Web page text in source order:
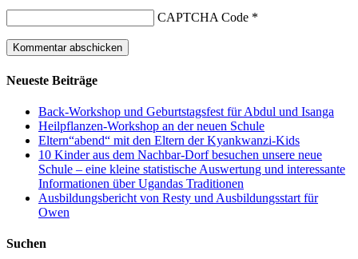
CAPTCHA Code *
Neueste Beiträge
Back-Workshop und Geburtstagsfest für Abdul und Isanga
Heilpflanzen-Workshop an der neuen Schule
Eltern“abend“ mit den Eltern der Kyankwanzi-Kids
10 Kinder aus dem Nachbar-Dorf besuchen unsere neue
Schule – eine kleine statistische Auswertung und interessante
Informationen über Ugandas Traditionen
Ausbildungsbericht von Resty und Ausbildungsstart für
Owen
Suchen